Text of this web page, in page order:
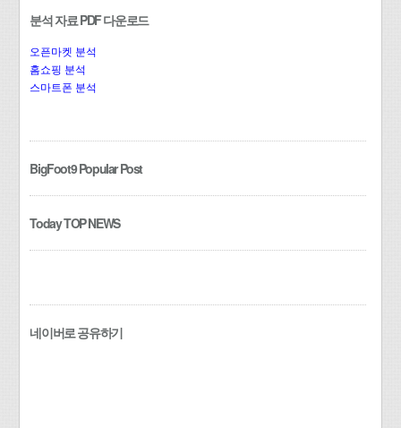
분석 자료 PDF 다운로드
오픈마켓 분석
홈쇼핑 분석
스마트폰 분석
BigFoot9 Popular Post
Today TOP NEWS
네이버로 공유하기